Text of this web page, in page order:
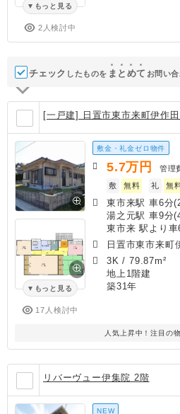
もっと見る
2人検討中
チェック したものを ま と めて お問い
[一戸建] 日置市東市来町伊作
もっと見る
17人検討中
敷金・礼金ゼロ物件
5.7万円 管理
敷
無料 礼 無
東市来駅 車6分
湯之元駅 車9分
東市来 駅より
日置市東市来町
3K /79.87m²
地上1階建
築31年
人気上昇中！注目の
リバーヴュー伊集院 2階
NEW